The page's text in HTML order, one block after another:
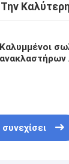
Καλύτερη
Καλυμμένοι
ανακλαστήρων